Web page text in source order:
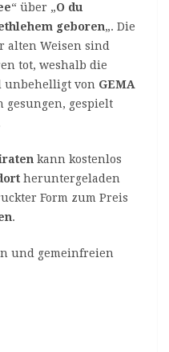
“ über „O du
geboren„. Die
alten Weisen sind
tot, weshalb die
unbehelligt von GEMA
gesungen, gespielt
kann kostenlos
heruntergeladen
Form zum Preis
.
und gemeinfreien